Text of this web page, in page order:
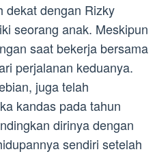
dekat dengan Rizky
seorang anak. Meskipun
saat bekerja bersama
perjalanan keduanya.
juga telah
kandas pada tahun
dirinya dengan
sendiri setelah